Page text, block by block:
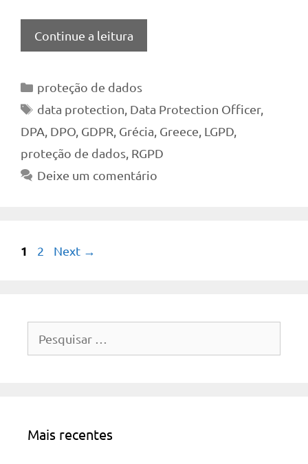
Continue a leitura
Categorias
proteção de dados
Tags
data protection, Data Protection Officer,
DPA, DPO, GDPR, Grécia, Greece, LGPD,
proteção de dados, RGPD
Deixe um comentário
Page
1 Page
2 Next →
por:
Mais recentes